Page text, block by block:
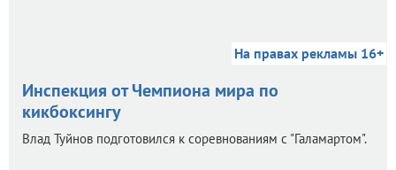
На правах рекламы 16+
Инспекция от Чемпиона мира по
кикбоксингу
Влад Туйнов подготовился к соревнованиям с "Галамартом".